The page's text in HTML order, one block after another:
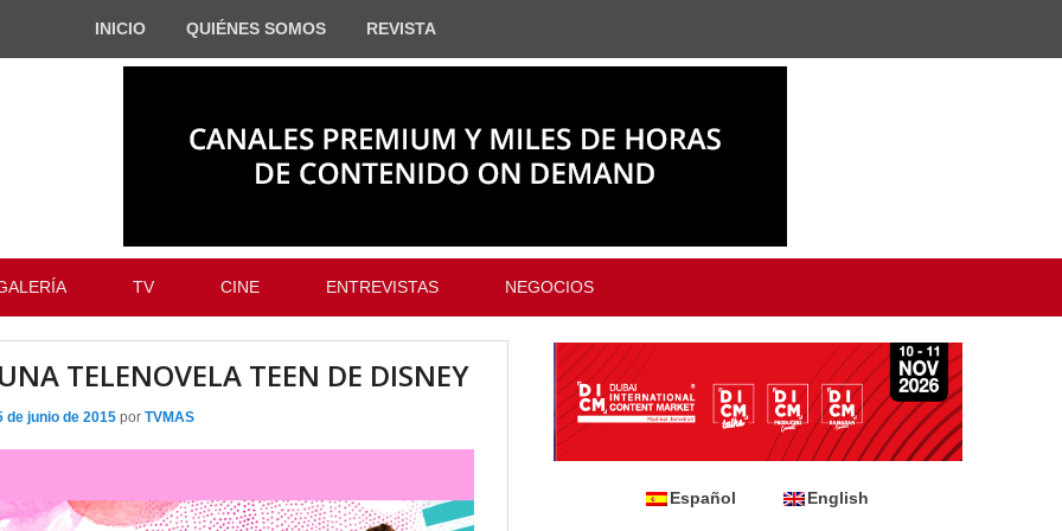
INICIO QUIÉNES SOMOS REVISTA
TV CINE ENTREVISTAS NEGOCIOS
TELENOVELA TEEN DE DISNEY
de junio de 2015 por TVMAS
Español English